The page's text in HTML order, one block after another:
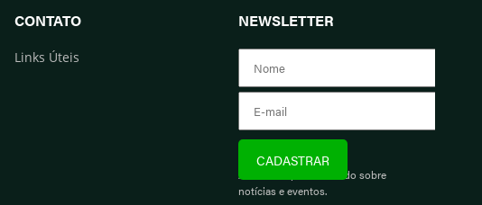
CONTATO
Links Úteis
NEWSLETTER
Assine e fique informado sobre
notícias e eventos.